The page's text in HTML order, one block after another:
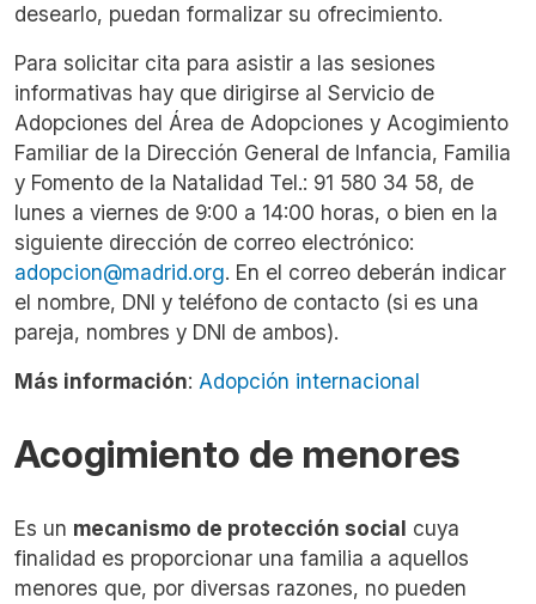
desearlo, puedan formalizar su ofrecimiento.
Para solicitar cita para asistir a las sesiones
informativas hay que dirigirse al Servicio de
Adopciones del Área de Adopciones y Acogimiento
Familiar de la Dirección General de Infancia, Familia
y Fomento de la Natalidad Tel.: 91 580 34 58, de
lunes a viernes de 9:00 a 14:00 horas, o bien en la
siguiente dirección de correo electrónico:
adopcion@madrid.org. En el correo deberán indicar
el nombre, DNI y teléfono de contacto (si es una
pareja, nombres y DNI de ambos).
Más información: Adopción internacional
Acogimiento de menores
Es un mecanismo de protección social cuya
finalidad es proporcionar una familia a aquellos
menores que, por diversas razones, no pueden